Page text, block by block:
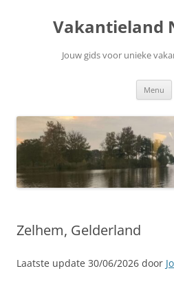
Vakantieland
Jouw gids voor unieke
Menu
Zelhem, Gelderland
Laatste update 30/06/2026 door